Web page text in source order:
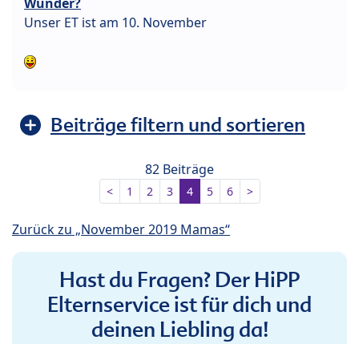
Unser ET ist am 10. November
Beiträge filtern und sortieren
82 Beiträge
< 1 2 3 4 5 6 >
Zurück zu „November 2019 Mamas“
Hast du Fragen? Der HiPP
Elternservice ist für dich und
deinen Liebling da!